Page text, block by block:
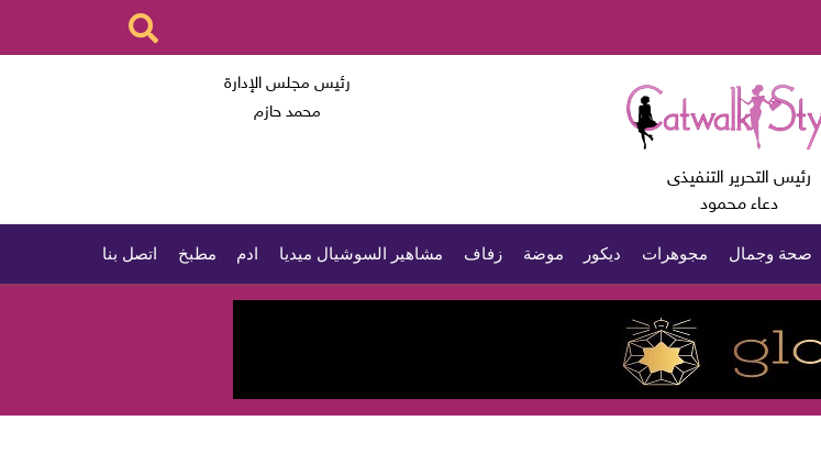
رئيس التحرير التنفيذى
دعاء محمود
رئيس مجلس الإدارة
محمد حازم
صحة وجمال مجوهرات ديكور موضة زفاف مشاهير السوشيال ميديا ادم مطبخ اتصل بنا